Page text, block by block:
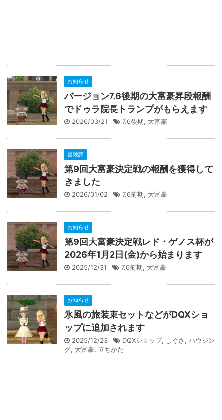
お知らせ
バージョン7.6後期の大富豪昇段報酬
でドゥラ院長トランプがもらえます
2026/03/21 7.6後期, 大富豪
冒険譚
第9回大富豪決定戦の報酬を獲得して
きました
2026/01/02 7.6前期, 大富豪
お知らせ
第9回大富豪決定戦レド・ゲノス杯が
2026年1月2日(金)から始まります
2025/12/31 7.6前期, 大富豪
お知らせ
氷風の旅装束セットなどがDQXショ
ップに追加されます
2025/12/23 DQXショップ, しぐさ , ハウジン
グ, 大富豪, 立ちかた